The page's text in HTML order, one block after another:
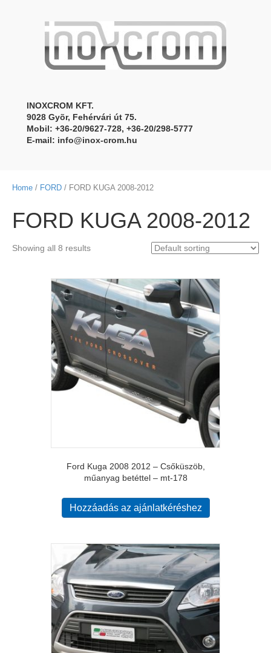
INOXCROM KFT.
9028 Gyõr, Fehérvári út 75.
Mobil: +36-20/9627-728, +36-20/298-5777
E-mail: info@inox-crom.hu
Home / FORD / FORD KUGA 2008-2012
FORD KUGA 2008-2012
Showing all 8 results
Ford Kuga 2008 2012 – Csőküszöb,
műanyag betéttel – mt-178
Hozzáadás az ajánlatkéréshez